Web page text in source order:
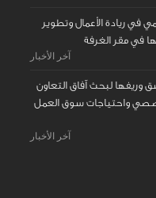
في ريادة الأعمال وتطوير
في مقر الغرفة
آخر الأخبار
لبحث آفاق التعاون
واحتياجات سوق العمل
آخر الأخبار